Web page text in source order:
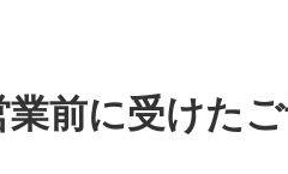
前に受けた